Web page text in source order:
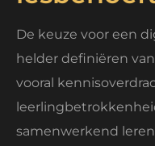
De keuze voor een
helder definiëren
vooral
samenwerkend